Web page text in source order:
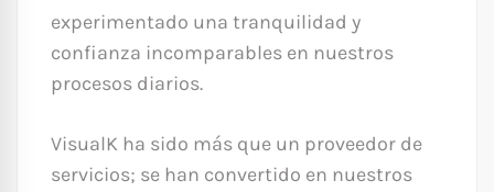
experimentado una tranquilidad y
confianza incomparables en nuestros
procesos diarios.
VisualK ha sido más que un proveedor de
servicios; se han convertido en nuestros